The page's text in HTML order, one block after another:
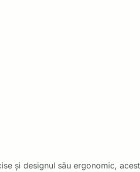
și designul său ergonomic, acest